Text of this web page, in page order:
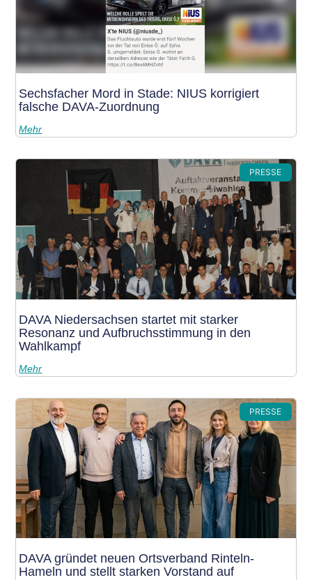
Sechsfacher Mord in Stade: NIUS korrigiert
falsche DAVA-Zuordnung
Mehr
PRESSE
DAVA Niedersachsen startet mit starker
Resonanz und Aufbruchsstimmung in den
Wahlkampf
Mehr
PRESSE
DAVA gründet neuen Ortsverband Rinteln-
Hameln und stellt starken Vorstand auf